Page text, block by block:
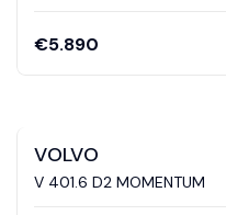
€5.890
VOLVO
V 401.6 D2 MOMENTUM